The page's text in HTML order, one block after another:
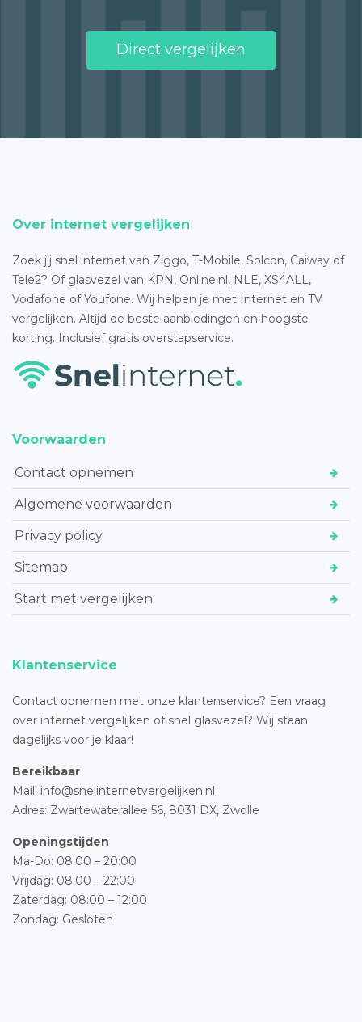
Direct vergelijken
Over internet vergelijken
Zoek jij snel internet van Ziggo, T-Mobile, Solcon, Caiway of
Tele2? Of glasvezel van KPN, Online.nl, NLE, XS4ALL,
Vodafone of Youfone. Wij helpen je met Internet en TV
vergelijken. Altijd de beste aanbiedingen en hoogste
korting. Inclusief gratis overstapservice.
Voorwaarden
Contact opnemen
Algemene voorwaarden
Privacy policy
Sitemap
Start met vergelijken
Klantenservice
Contact opnemen met onze klantenservice? Een vraag
over internet vergelijken of snel glasvezel? Wij staan
dagelijks voor je klaar!
Bereikbaar
Mail: info@snelinternetvergelijken.nl
Adres: Zwartewaterallee 56, 8031 DX, Zwolle
Openingstijden
Ma-Do: 08:00 – 20:00
Vrijdag: 08:00 – 22:00
Zaterdag: 08:00 – 12:00
Zondag: Gesloten